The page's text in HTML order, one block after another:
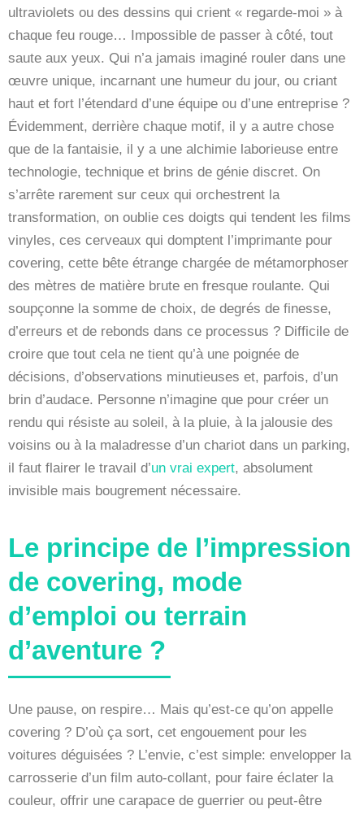
ultraviolets ou des dessins qui crient « regarde-moi » à
chaque feu rouge… Impossible de passer à côté, tout
saute aux yeux. Qui n’a jamais imaginé rouler dans une
œuvre unique, incarnant une humeur du jour, ou criant
haut et fort l’étendard d’une équipe ou d’une entreprise ?
Évidemment, derrière chaque motif, il y a autre chose
que de la fantaisie, il y a une alchimie laborieuse entre
technologie, technique et brins de génie discret. On
s’arrête rarement sur ceux qui orchestrent la
transformation, on oublie ces doigts qui tendent les films
vinyles, ces cerveaux qui domptent l’imprimante pour
covering, cette bête étrange chargée de métamorphoser
des mètres de matière brute en fresque roulante. Qui
soupçonne la somme de choix, de degrés de finesse,
d’erreurs et de rebonds dans ce processus ? Difficile de
croire que tout cela ne tient qu’à une poignée de
décisions, d’observations minutieuses et, parfois, d’un
brin d’audace. Personne n’imagine que pour créer un
rendu qui résiste au soleil, à la pluie, à la jalousie des
voisins ou à la maladresse d’un chariot dans un parking,
il faut flairer le travail d’un vrai expert, absolument
invisible mais bougrement nécessaire.
Le principe de l’impression
de covering, mode
d’emploi ou terrain
d’aventure ?
Une pause, on respire… Mais qu’est-ce qu’on appelle
covering ? D’où ça sort, cet engouement pour les
voitures déguisées ? L’envie, c’est simple: envelopper la
carrosserie d’un film auto-collant, pour faire éclater la
couleur, offrir une carapace de guerrier ou peut-être